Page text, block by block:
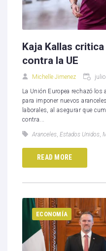
Kaja Kallas critica
contra la UE
Michelle Jimenez
La Unión Europea rechazó
para imponer nuevos
laborales, al asegurar que
contra...
Aranceles, Estados Unidos,
READ MORE
ECONOMÍA